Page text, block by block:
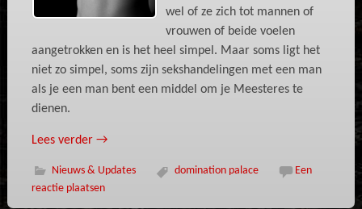
wel of ze zich tot mannen of
vrouwen of beide voelen
aangetrokken en is het heel simpel. Maar soms ligt het
niet zo simpel, soms zijn sekshandelingen met een man
als je een man bent een middel om je Meesteres te
dienen.
Lees verder →
Nieuws & Updates domination palace
Een
reactie plaatsen